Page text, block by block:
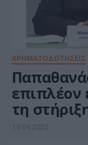
ΧΡΗΜΑΤΟΔΟΤΗΣΕΙΣ
επιπλέον
τη
περιοχών
15.04.2025